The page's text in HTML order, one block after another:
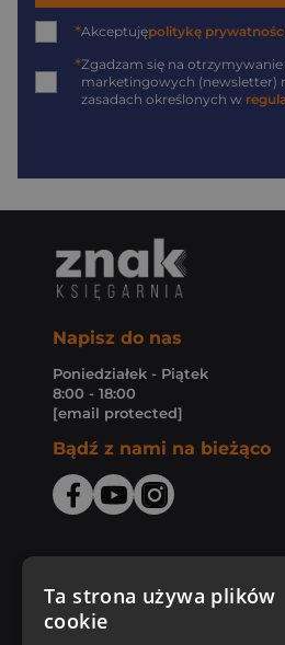
*Akceptujępolitykę
*Zgadzam się na
marketingowych (newsletter)
zasadach określonych w
Napisz do nas
Poniedziałek - Piątek
8:00 - 18:00
[email protected]
Bądź z nami na bieżąco
Zakupy u nas
Ta strona używa plików
cookie